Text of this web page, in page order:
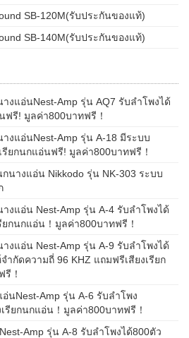
SB-120M(รับประกันของแท้)
SB-140M(รับประกันของแท้)
างแอ่นNest-Amp รุ่น AQ7 รับลำโพงได้
ฟรี! มูลค่า800บาทฟรี！
างแอ่นNest-Amp รุ่น A-18 มีระบบ
ยกนกแอ่นฟรี! มูลค่า800บาทฟรี！
กนางแอ่น Nikkodo รุ่น NK-303 ระบบ
างแอ่น Nest-Amp รุ่น A-4 รับลำโพงได้
ยกนกแอ่น！มูลค่า800บาทฟรี！
างแอ่น Nest-Amp รุ่น A-9 รับลำโพงได้
ำกัดความถี่ 96 KHZ แถมฟรีเสียงเรียก
！
อ่นNest-Amp รุ่น A-6 รับลำโพง
รียกนกแอ่น！มูลค่า800บาทฟรี！
Amp รุ่น A-8 รับลำโพงได้800ตัว